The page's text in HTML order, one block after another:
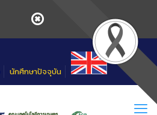
นักศึกษาปัจจุบัน